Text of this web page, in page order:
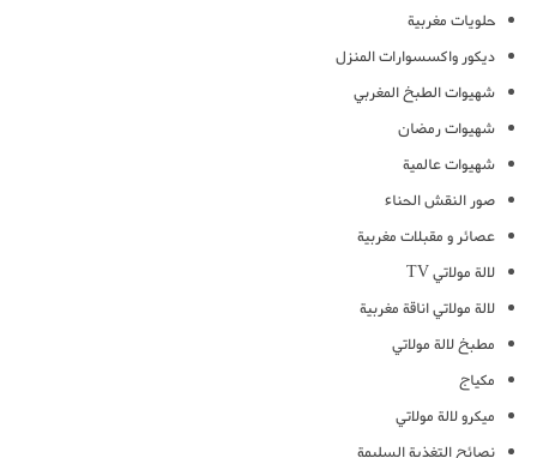
حلويات مغربية
ديكور واكسسوارات المنزل
شهيوات الطبخ المغربي
شهيوات رمضان
شهيوات عالمية
صور النقش الحناء
عصائر و مقبلات مغربية
لالة مولاتي TV
لالة مولاتي اناقة مغربية
مطبخ لالة مولاتي
مكياج
ميكرو لالة مولاتي
نصائح التغذية السليمة